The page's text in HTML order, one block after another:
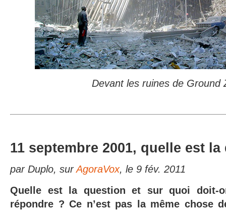
Devant les ruines de Ground
11 septembre 2001, quelle est
par Duplo, surAgoraVox, le 9 fév. 2011
Quelle est la question et sur quoi doit-
répondre ? Ce n’est pas la même chose